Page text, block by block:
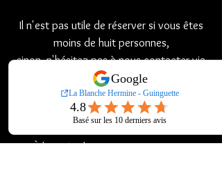
Il n'est pas utile de réserver si vous êtes
moins de huit personnes,
sinon, n'hésitez pas à nous contacter via
Messenger sur notre page Facebook,
nous répondons généralement dans
l'heure.
À bientôt dans votre Guinguette !